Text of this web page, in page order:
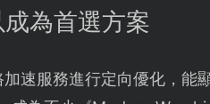
成為首選方案
速服務進行定向優化，能